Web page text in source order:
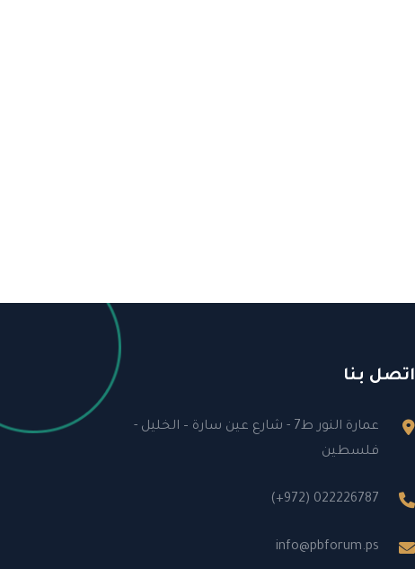
اتصل بنا
عمارة النور ط7 - شارع عين سارة – الخليل -
فلسطين
(+972) 022226787
info@pbforum.ps